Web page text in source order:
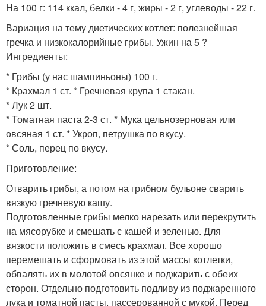
На 100 г: 114 ккал, белки - 4 г, жиры - 2 г, углеводы - 22 г.
Вариация на тему диетических котлет: полезнейшая
гречка и низкокалорийные грибы. Ужин на 5 ?
Ингредиенты:
* Грибы (у нас шампиньоны) 100 г.
* Крахмал 1 ст. * Гречневая крупа 1 стакан.
* Лук 2 шт.
* Томатная паста 2-3 ст. * Мука цельнозерновая или
овсяная 1 ст. * Укроп, петрушка по вкусу.
* Соль, перец по вкусу.
Приготовление:
Отварить грибы, а потом на грибном бульоне сварить
вязкую гречневую кашу.
Подготовленные грибы мелко нарезать или перекрутить
на мясорубке и смешать с кашей и зеленью. Для
вязкости положить в смесь крахмал. Все хорошо
перемешать и сформовать из этой массы котлетки,
обвалять их в молотой овсянке и поджарить с обеих
сторон. Отдельно подготовить подливу из поджаренного
лука и томатной пасты, пассерованной с мукой. Перед